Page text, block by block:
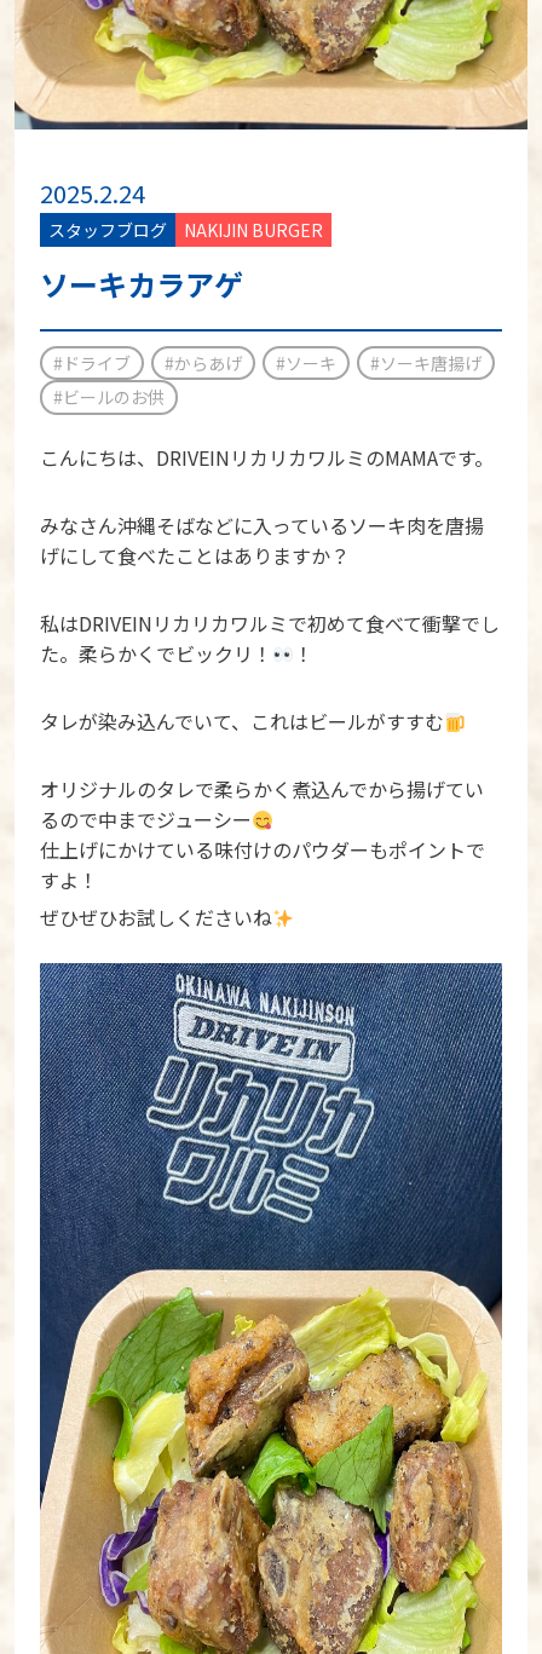
2025.2.24
スタッフブログ NAKIJIN BURGER
ソーキカラアゲ
#ドライブ #からあげ #ソーキ
#ソーキ唐揚げ
#ビールのお供
こんにちは、DRIVEINリカリカワルミのMAMAです。
みなさん沖縄そばなどに入っているソーキ肉を唐揚
げにして食べたことはありますか？
私はDRIVEINリカリカワルミで初めて食べて衝撃でし
た。柔らかくでビックリ！
！
タレが染み込んでいて、これはビールがすすむ
オリジナルのタレで柔らかく煮込んでから揚げてい
るので中までジューシー
仕上げにかけている味付けのパウダーもポイントで
すよ！
ぜひぜひお試しくださいね